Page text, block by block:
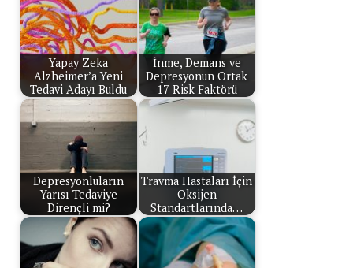
Yapay Zeka
Alzheimer’a Yeni
Tedavi Adayı Buldu
İnme, Demans ve
Depresyonun Ortak
17 Risk Faktörü
Depresyonluların
Yarısı Tedaviye
Dirençli mi?
Travma Hastaları İçin
Oksijen
Standartlarında…